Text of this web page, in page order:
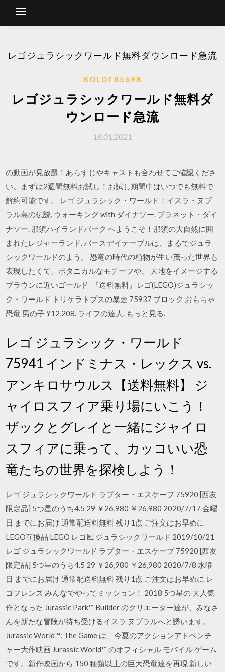
レゴジュラシックワールド無料ダウンロード急流
BOLDT85698
レゴジュラシックワールド無料ダ
ウンロード急流
18.01.2021
の動画が見放題！あらすじやキャストも合わせてご確認くださ
い。まずは2週間無料お試し！お試し期間中はいつでも無料で
解約可能です。 レゴ ジュラシック・ワールド：イスラ・ヌブ
ラル島の伝説. ウォーキング with ダイナソー. プラネット・ダイ
ナソー. 那須ハイランドパーク へようこそ！那須の大自然に囲
まれたレジャーランド. バースデイテーブルは、まるでジュラ
シックワールドのよう。 恐竜の時代の植物が生い茂った世界も
表現したくて、ボタニカルなモチーフや、 大地をイメージする
ブラウンに近いゴールド 『送料無料』レゴ(LEGO)ジュラシッ
ク・ワールド トリケラトプスの暴走 75937 ブロック おもちゃ
恐竜 男の子 ¥12,208. ライフの達人. もっと見る.
レゴ ジュラシック・ワールド
75941 インドミナス・レックス vs.
アンキロサウルス【送料無料】 ジ
ャイロスフィア乗り場にいこう！
ザックとグレイと一緒にジャイロ
スフィアに乗って、カッコいい恐
竜たちの世界を探検しよう！
レゴ ジュラシックワールド ラプター・エスケープ 75920 [西友
限定品] 5つ星のうち4.5 29 ￥26,980 ￥26,980 2020/7/17 金曜
日 までにお届け 通常配送料無料 残り1点 ご注文はお早めに
LEGO互換品 LEGO レゴ風 ジュラシックワールド 2019/10/21
レゴ ジュラシックワールド ラプター・エスケープ 75920 [西友
限定品] 5つ星のうち4.5 29 ￥26,980 ￥26,980 2020/7/8 水曜
日 までにお届け 通常配送料無料 残り1点 ご注文はお早めに レ
ゴフレンズ みんなでやってミッション！ 2018 5つ星の 大人気
作となった Jurassic Park™ Builder のクリエーター達が、みなさ
んを新たな冒険が待ち受けるイスラ ヌブラルへと誘います。
Jurassic World™: The Game は、今夏のアクションアドベンチ
ャー大作映画 Jurassic World™ のオフィシャル モバイル ゲーム
です。新作映画から 150 種類以上の巨大恐竜達を再現 新しい